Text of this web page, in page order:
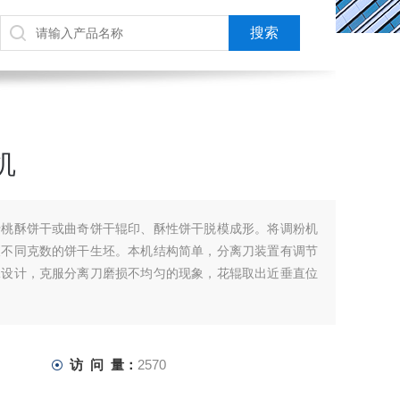
酥饼干或曲奇饼干辊印、酥性饼干脱模成形。将调粉机
同克数的饼干生坯。本机结构简单，分离刀装置有调节
计，克服分离刀磨损不均匀的现象，花辊取出近垂直位
访 问 量： 2570